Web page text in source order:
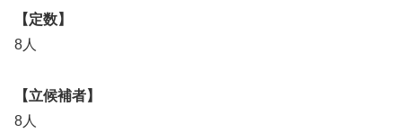
【定数】
8人
【立候補者】
8人